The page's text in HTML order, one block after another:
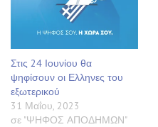
Στις 24 Ιουνίου θα
ψηφίσουν οι Ελληνες του
εξωτερικού
31 Μαΐου, 2023
σε "ΨΗΦΟΣ ΑΠΟΔΗΜΩΝ"